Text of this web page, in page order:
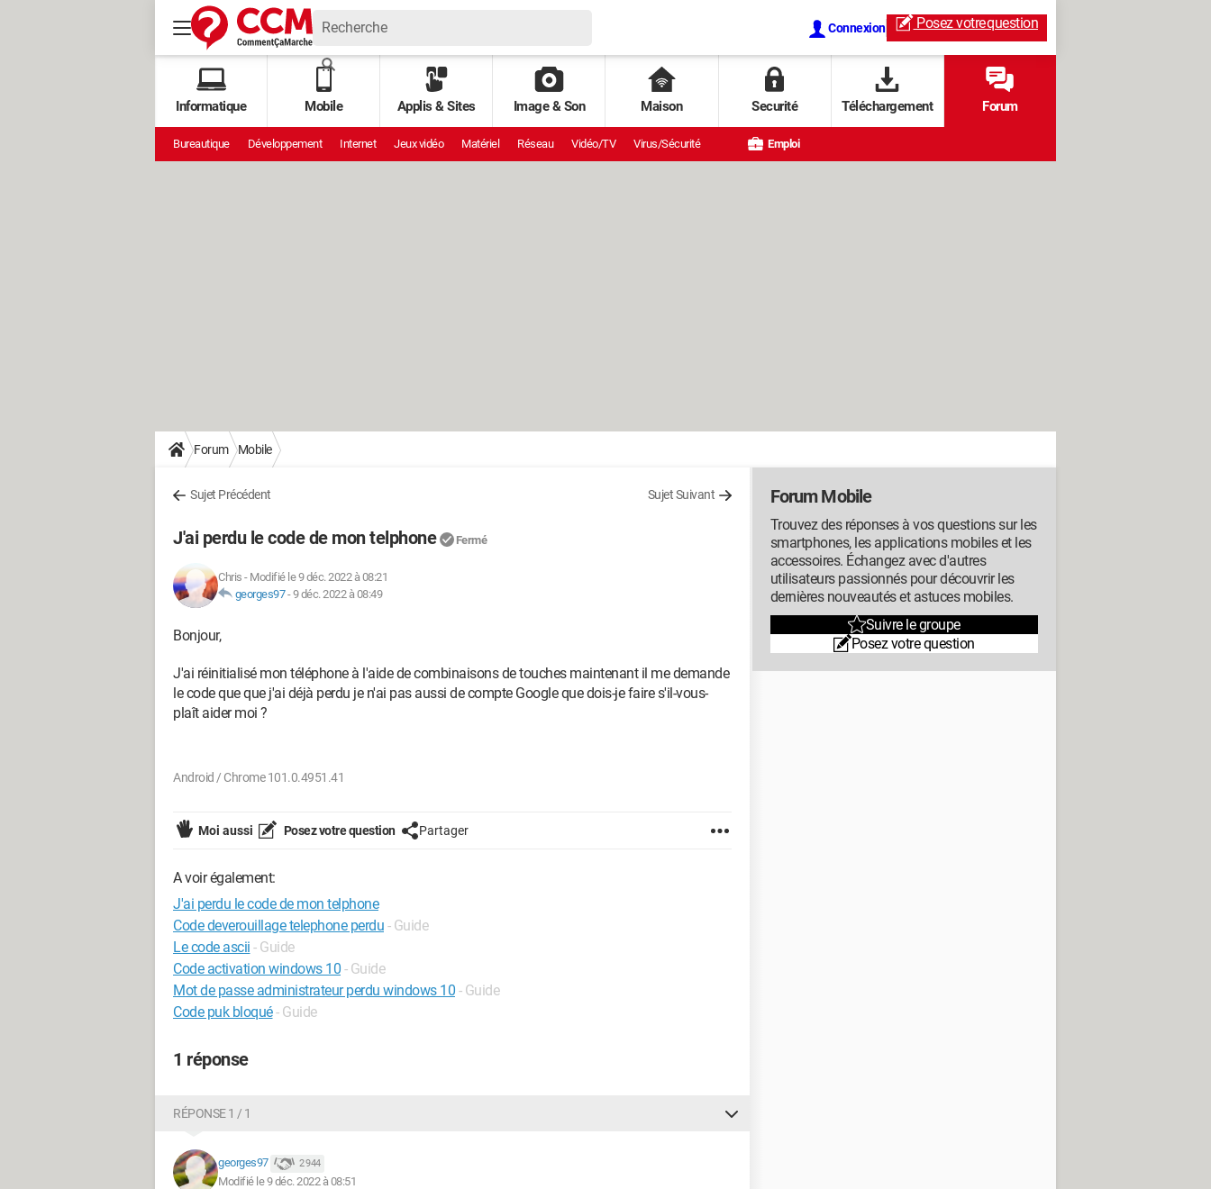
Connexion Posez votrequestion
Informatique Mobile Applis & Sites Image & Son Maison Securité Téléchargement Forum
Bureautique Développement Internet Jeux vidéo Matériel Réseau Vidéo/TV Virus/Sécurité Emploi
Forum Mobile
Sujet Précédent Sujet Suivant
J'ai perdu le code de mon telphone Fermé
Chris - Modifié le 9 déc. 2022 à 08:21
georges97-9 déc. 2022 à 08:49
Bonjour,
J'ai réinitialisé mon téléphone à l'aide de combinaisons de touches maintenant il me demande
le code que que j'ai déjà perdu je n'ai pas aussi de compte Google que dois-je faire s'il-vous-
plaît aider moi ?
Android / Chrome 101.0.4951.41
Moi aussi Posez votre question Partager
A voir également:
J'ai perdu le code de mon telphone
Code deverouillage telephone perdu - Guide
Le code ascii - Guide
Code activation windows 10 - Guide
Mot de passe administrateur perdu windows 10 - Guide
Code puk bloqué- Guide
1 réponse
RÉPONSE 1 / 1
georges97 2 944
Modifié le 9 déc. 2022 à 08:51
Forum Mobile
Trouvez des réponses à vos questions sur les
smartphones, les applications mobiles et les
accessoires. Échangez avec d'autres
utilisateurs passionnés pour découvrir les
dernières nouveautés et astuces mobiles.
Suivre le groupe
Posez votre question